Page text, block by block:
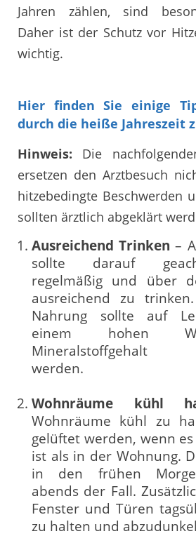
Jahren zählen, sind
Daher ist der Schutz vor
wichtig.
Hier finden Sie einige
durch die heiße Jahreszeit
Hinweis: Die
ersetzen den Arztbesuch
hitzebedingte Beschwerden
sollten ärztlich abgeklärt
Ausreichend Trinken –
sollte darauf
regelmäßig und über
ausreichend zu
Nahrung sollte auf
einem hohen
Mineralstoffgehalt
werden.
Wohnräume kühl
Wohnräume kühl zu
gelüftet werden, wenn
ist als in der Wohnung.
in den frühen
abends der Fall.
Fenster und Türen
zu halten und